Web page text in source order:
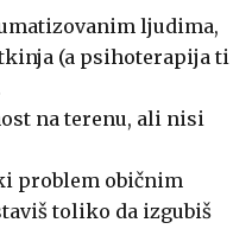
ljudima,
(a psihoterapija ti
na terenu, ali nisi
problem običnim
toliko da izgubiš